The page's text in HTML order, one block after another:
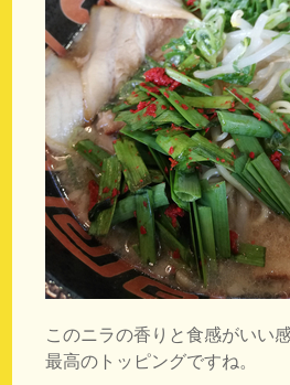
このニラの香りと食感がいい
最高のトッピングですね。